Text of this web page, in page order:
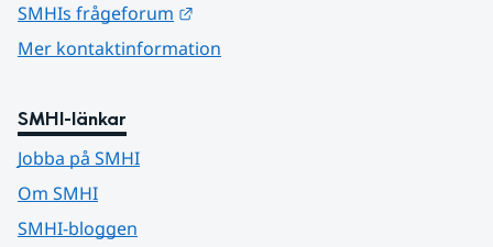
SMHIs frågeforum
Mer kontaktinformation
SMHI-länkar
Jobba på SMHI
Om SMHI
SMHI-bloggen